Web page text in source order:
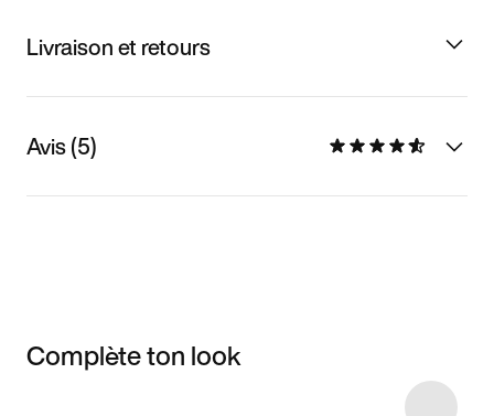
Livraison et retours
Avis (5)
Complète ton look